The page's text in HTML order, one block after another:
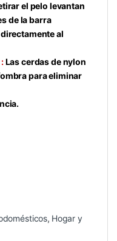
el pelo levantan
de la barra
al
Las cerdas de nylon
para eliminar
, Hogar y